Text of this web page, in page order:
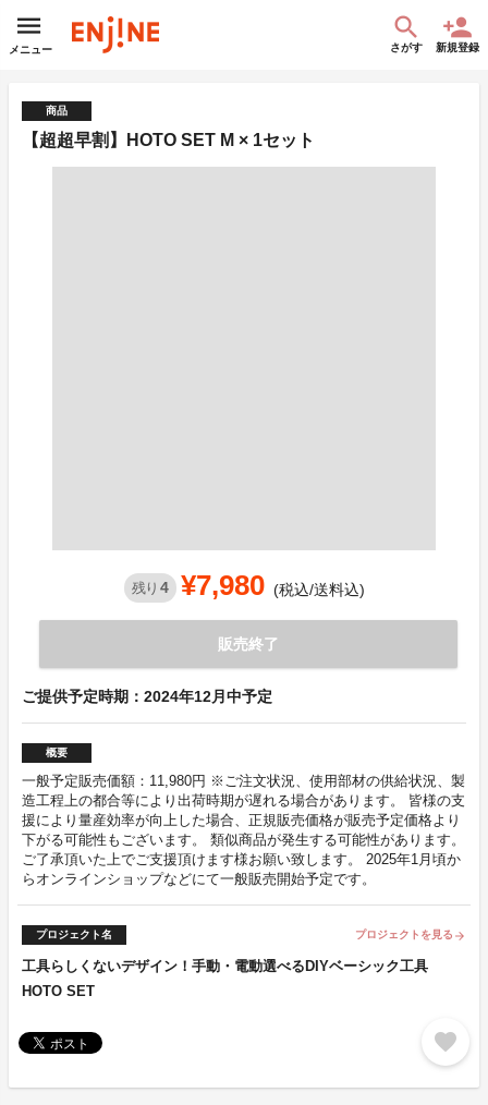
メニュー さがす 新規登録
商品
【超超早割】HOTO SET M × 1セット
残り 4 ¥7,980 (税込/送料込)
販売終了
ご提供予定時期：2024年12月中予定
概要
一般予定販売価額：11,980円 ※ご注文状況、使用部材の供給状況、製
造工程上の都合等により出荷時期が遅れる場合があります。 皆様の支
援により量産効率が向上した場合、正規販売価格が販売予定価格より
下がる可能性もございます。 類似商品が発生する可能性があります。
ご了承頂いた上でご支援頂けます様お願い致します。 2025年1月頃か
らオンラインショップなどにて一般販売開始予定です。
プロジェクト名 プロジェクトを見る arrow_forward
工具らしくないデザイン！手動・電動選べるDIYベーシック工具
HOTO SET
favorite